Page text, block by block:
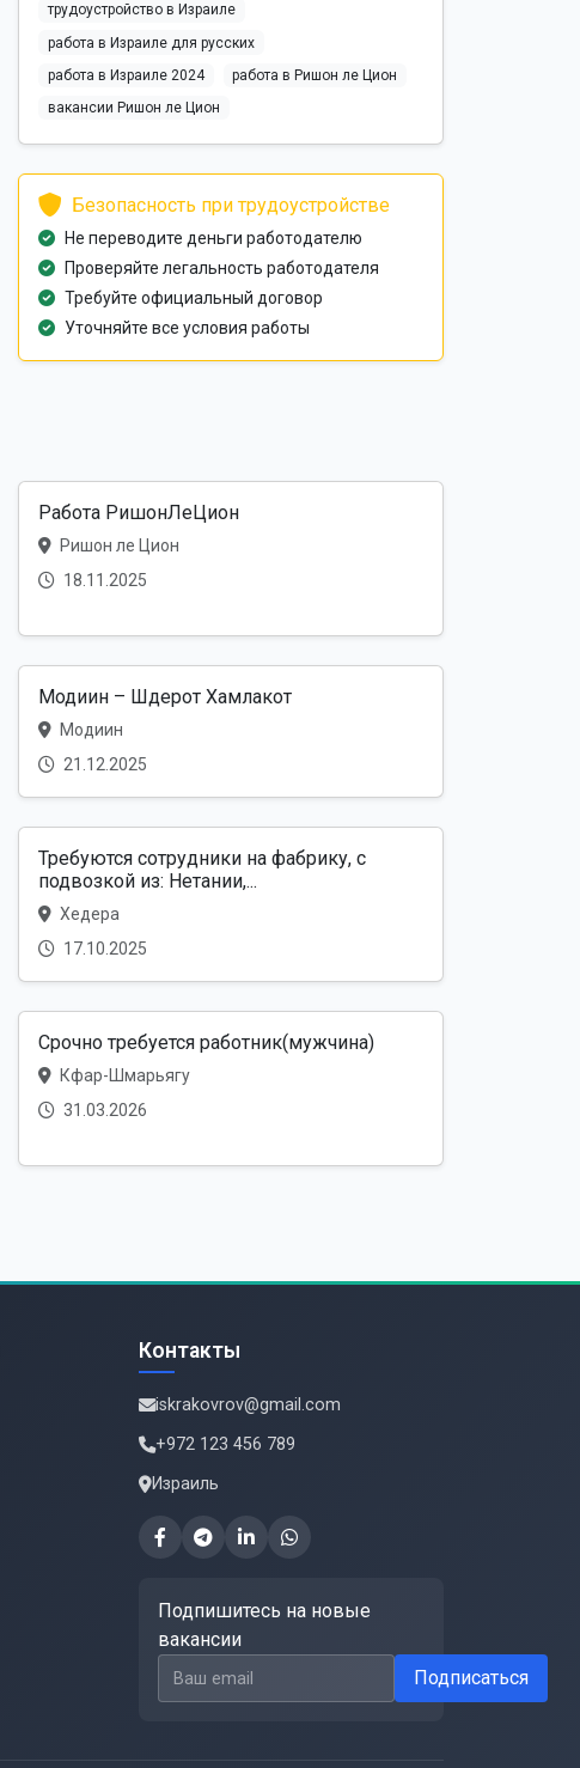
трудоустройство в Израиле
работа в Израиле для русских
работа в Израиле 2024
работа в Ришон ле Цион
вакансии Ришон ле Цион
Безопасность при трудоустройстве
Не переводите деньги работодателю
Проверяйте легальность работодателя
Требуйте официальный договор
Уточняйте все условия работы
Работа РишонЛеЦион
Ришон ле Цион
18.11.2025
Модиин – Шдерот Хамлакот
Модиин
21.12.2025
Требуются сотрудники на фабрику, с
подвозкой из: Нетании,...
Хедера
17.10.2025
Срочно требуется работник(мужчина)
Кфар-Шмарьягу
31.03.2026
Контакты
iskrakovrov@gmail.com
+972 123 456 789
Израиль
Подпишитесь на новые
вакансии
Email для подписки
Подписаться